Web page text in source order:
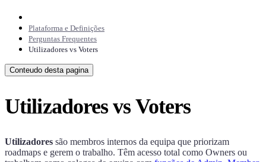
Plataforma e Definições
Perguntas Frequentes
Utilizadores vs Voters
Conteudo desta pagina
Utilizadores vs Voters
Utilizadores são membros internos da equipa que priorizam
roadmaps e gerem o trabalho. Têm acesso total como Owners ou